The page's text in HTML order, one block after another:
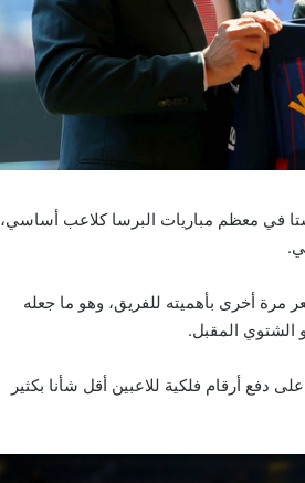
في معظم مباريات البرسا كلاعب أساسي،
مرة أخرى بأهميته للفريق، وهو ما جعله
الشتوي المقبل.
دفع أرقام فلكية للاعبين أقل شأنا بكثير